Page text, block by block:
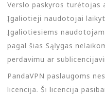
Verslo paskyros turėtojas
Įgaliotieji naudotojai
Įgaliotiesiems
pagal šias Sąlygas
perdavimu ar
PandaVPN paslaugoms
licencija. Ši licencija